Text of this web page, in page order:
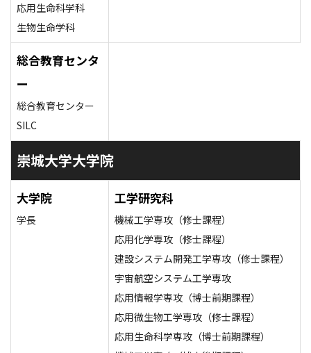
応用生命科学科
生物生命学科
総合教育センタ
ー
総合教育センター
SILC
崇城大学大学院
大学院
学長
工学研究科
機械工学専攻（修士課程）
応用化学専攻（修士課程）
建設システム開発工学専攻（修士課程）
宇宙航空システム工学専攻
応用情報学専攻（博士前期課程）
応用微生物工学専攻（修士課程）
応用生命科学専攻（博士前期課程）